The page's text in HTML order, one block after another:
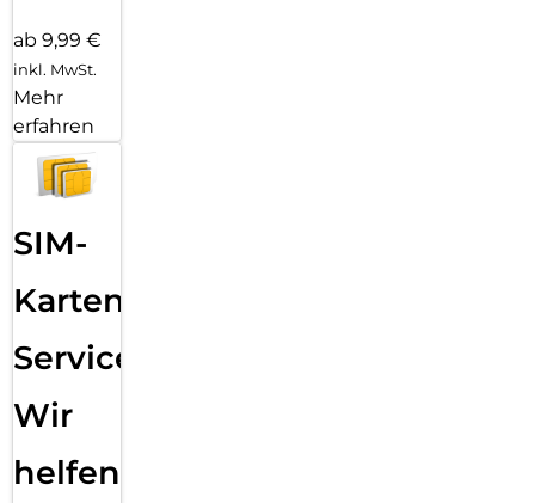
ab 9,99 €
inkl. MwSt.
Mehr
erfahren
SIM-
Karten
Service:
Wir
helfen